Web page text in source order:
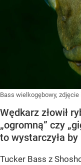
Bass wielkogębowy,
Wędkarz złowił
„ogromną” czy
to wystarczyła by
Tucker Bass z